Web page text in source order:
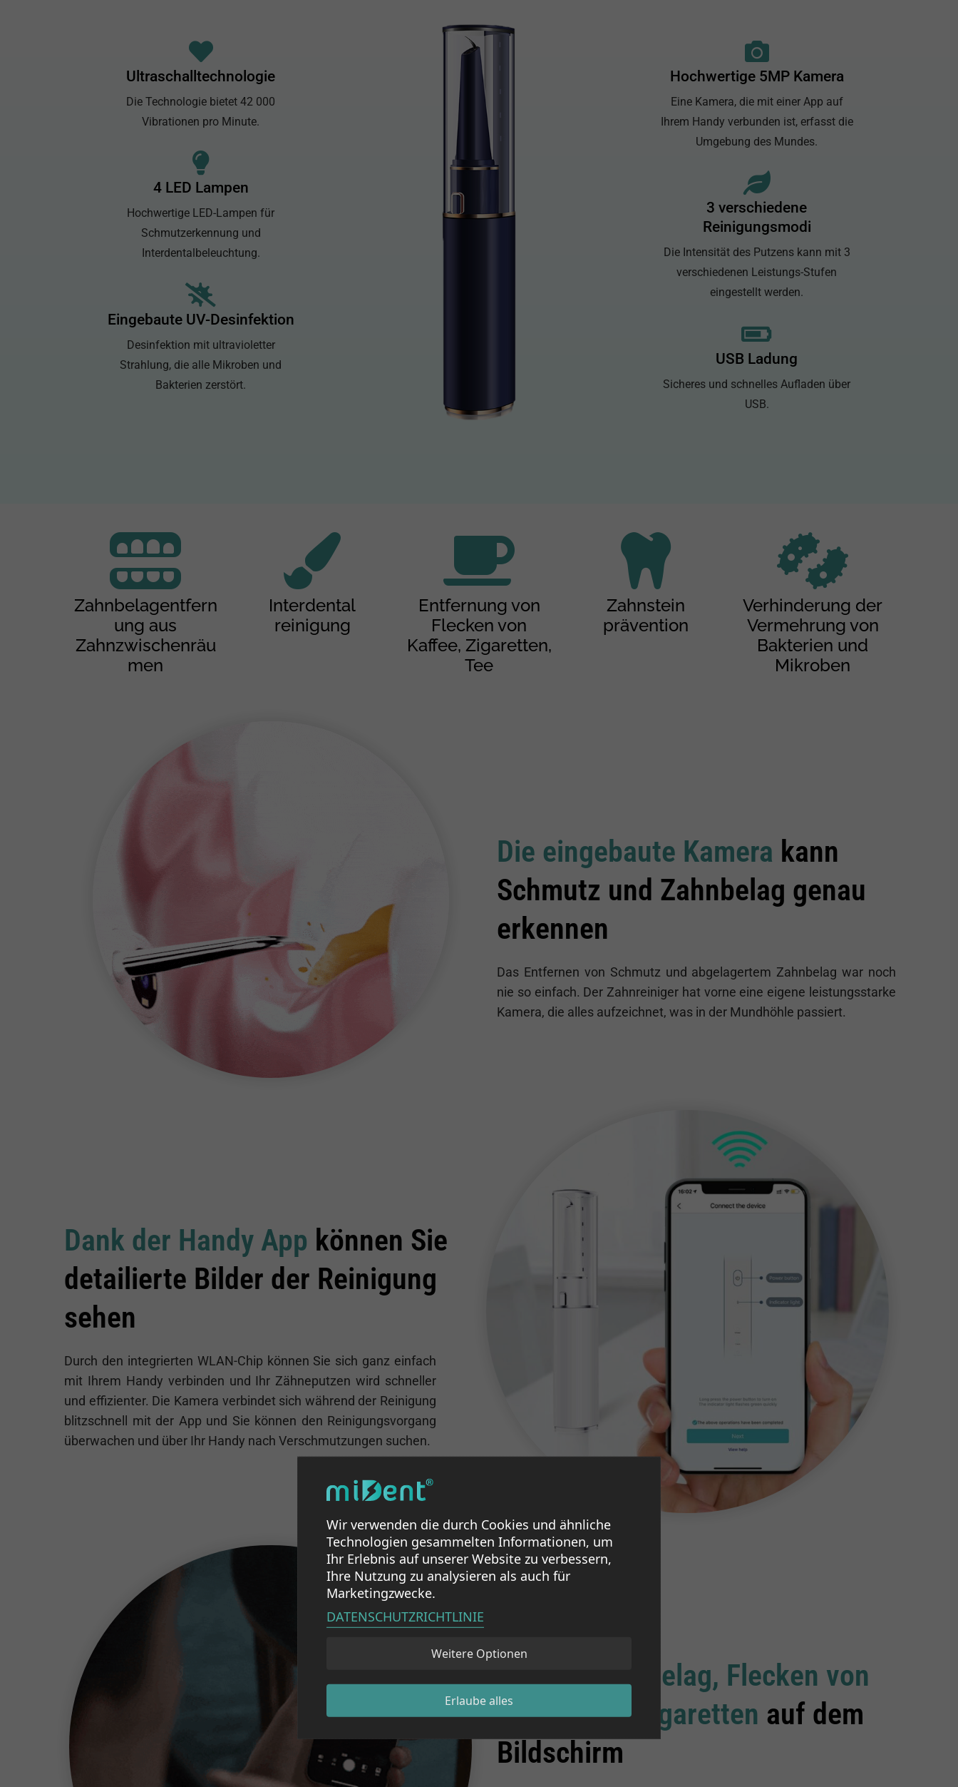
Ultraschalltechnologie
Die Technologie bietet 42 000
Vibrationen pro Minute.
4 LED Lampen
Hochwertige LED-Lampen für
Schmutzerkennung und
Interdentalbeleuchtung.
Eingebaute UV-Desinfektion
Desinfektion mit ultravioletter
Strahlung, die alle Mikroben und
Bakterien zerstört.
Hochwertige 5MP Kamera
Eine Kamera, die mit einer App auf
Ihrem Handy verbunden ist, erfasst die
Umgebung des Mundes.
3 verschiedene
Reinigungsmodi
Die Intensität des Putzens kann mit 3
verschiedenen Leistungs-Stufen
eingestellt werden.
USB Ladung
Sicheres und schnelles Aufladen über
USB.
Zahnbelagentfern
ung aus
Zahnzwischenräu
men
Interdental
reinigung
Entfernung von
Flecken von
Kaffee, Zigaretten,
Tee
Zahnstein
prävention
Verhinderung der
Vermehrung von
Bakterien und
Mikroben
Die eingebaute Kamera kann
Schmutz und Zahnbelag genau
erkennen
Das Entfernen von Schmutz und abgelagertem Zahnbelag war noch
nie so einfach. Der Zahnreiniger hat vorne eine eigene leistungsstarke
Kamera, die alles aufzeichnet, was in der Mundhöhle passiert.
Dank der Handy App können Sie
detailierte Bilder der Reinigung
sehen
Durch den integrierten WLAN-Chip können Sie sich ganz einfach
mit Ihrem Handy verbinden und Ihr Zähneputzen wird schneller
und effizienter. Die Kamera verbindet sich während der Reinigung
blitzschnell mit der App und Sie können den Reinigungsvorgang
überwachen und über Ihr Handy nach Verschmutzungen suchen.
Karies, Zahnbelag, Flecken von
Kaffee und Zigaretten auf dem
Bildschirm
Wir verwenden die durch Cookies und ähnliche
Technologien gesammelten Informationen, um
Ihr Erlebnis auf unserer Website zu verbessern,
Ihre Nutzung zu analysieren als auch für
Marketingzwecke.
DATENSCHUTZRICHTLINIE
Weitere Optionen
Erlaube alles